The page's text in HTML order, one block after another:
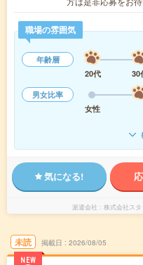
職場の雰囲気
年齢層
20代
30
男女比率
女性
気になる!
派遣会社 株式会社ス
未読
NEW
掲載日 2026/08/05